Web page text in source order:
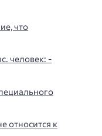
что
человек: -
относится к